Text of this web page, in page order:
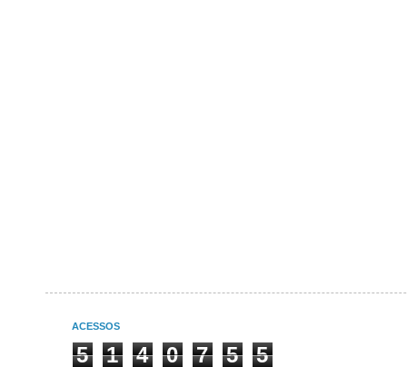
ACESSOS
5 1 4 0 7 5 5